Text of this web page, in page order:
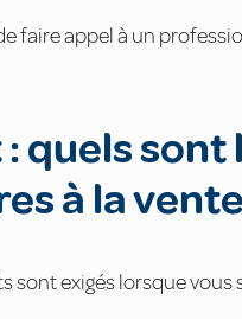
faire appel à un
quels
à la
sont exigés lorsque vous